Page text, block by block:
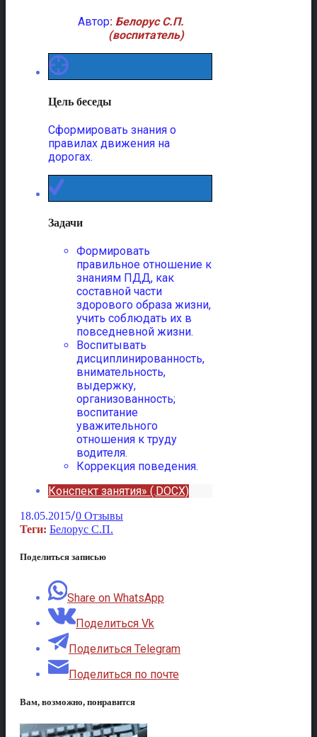
Автор:Белорус С.П.
(воспитатель)
Цель беседы
Сформировать знания о
правилах движения на
дорогах.
Задачи
Формировать
правильное отношение к
знаниям ПДД, как
составной части
здорового образа жизни,
учить соблюдать их в
повседневной жизни.
Воспитывать
дисциплинированность,
внимательность,
выдержку,
организованность;
воспитание
уважительного
отношения к труду
водителя.
Коррекция поведения.
Конспект занятия» (.DOCX)
18.05.2015/0 Отзывы
Теги: Белорус С.П.
Поделиться записью
Share on WhatsApp
Поделиться Vk
Поделиться Telegram
Поделиться по почте
Вам, возможно, понравится